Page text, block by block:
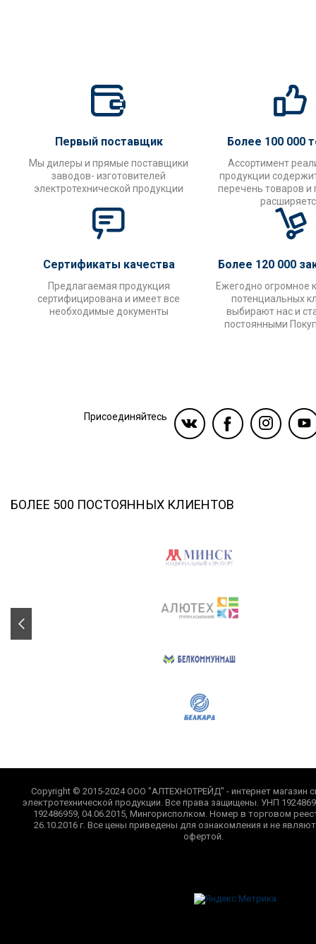
Первый поставщик
Мы дилеры и прямые поставщики
заводов- изготовителей
электротехнической продукции
Более 100 000
Ассортимент
продукции
перечень товаров и
Сертификаты качества
Предлагаемая продукция
сертифицирована и имеет все
необходимые документы
Более 120 000
Ежегодно огромное
потенциальных
выбирают нас и
постоянными
Присоединяйтесь
БОЛЕЕ 500 ПОСТОЯННЫХ КЛИЕНТОВ
Copyright © 2015-2024 ООО "АЛТЕХНОТРЕЙД" - интернет магазин
электротехнической продукции. Все права защищены. УНП
192486959, 04.06.2015, Мингорисполком. Номер в торговом
26.10.2016 г. Все цены приведены для ознакомления и не
офертой.